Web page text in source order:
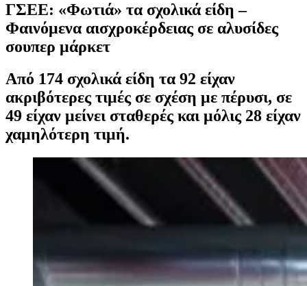
ΓΣΕΕ: «Φωτιά» τα σχολικά είδη –
Φαινόμενα αισχροκέρδειας σε αλυσίδες
σουπερ μάρκετ
Από 174 σχολικά είδη τα 92 είχαν
ακριβότερες τιμές σε σχέση με πέρυσι, σε
49 είχαν μείνει σταθερές και μόλις 28 είχαν
χαμηλότερη τιμή.